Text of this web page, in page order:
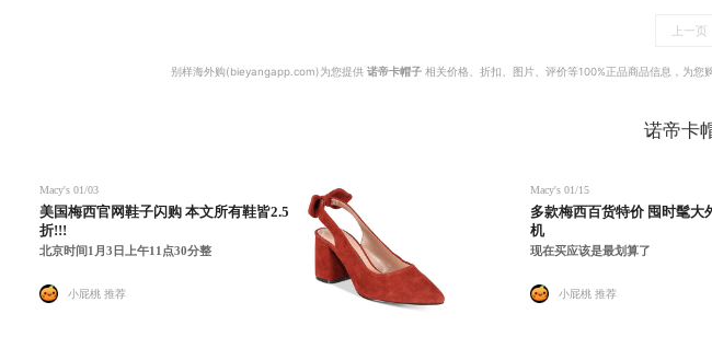
上一页
别样海外购(bieyangapp.com)为您提供 诺帝卡帽子 相关价格、折扣、图片、评价等100%正品商品信息，为您
诺帝卡
Macy's 01/03
美国梅西官网鞋子闪购 本文所有鞋皆2.5
折!!!
北京时间1月3日上午11点30分整
小屁桃 推荐
Macy's 01/15
多款梅西百货特价 囤时髦大
机
现在买应该是最划算了
小屁桃 推荐